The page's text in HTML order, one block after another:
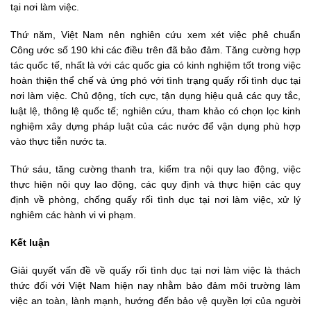
tại nơi làm việc.
Thứ năm, Việt Nam nên nghiên cứu xem xét việc phê chuẩn
Công ước số 190 khi các điều trên đã bảo đảm. Tăng cường hợp
tác quốc tế, nhất là với các quốc gia có kinh nghiệm tốt trong việc
hoàn thiện thể chế và ứng phó với tình trạng quấy rối tình dục tại
nơi làm việc. Chủ động, tích cực, tận dụng hiệu quả các quy tắc,
luật lệ, thông lệ quốc tế; nghiên cứu, tham khảo có chọn lọc kinh
nghiệm xây dựng pháp luật của các nước để vận dụng phù hợp
vào thực tiễn nước ta.
Thứ sáu, tăng cường thanh tra, kiểm tra nội quy lao động, việc
thực hiện nội quy lao động, các quy định và thực hiện các quy
định về phòng, chống quấy rối tình dục tại nơi làm việc, xử lý
nghiêm các hành vi vi phạm.
Kết luận
Giải quyết vấn đề về quấy rối tình dục tại nơi làm việc là thách
thức đối với Việt Nam hiện nay nhằm bảo đảm môi trường làm
việc an toàn, lành mạnh, hướng đến bảo vệ quyền lợi của người